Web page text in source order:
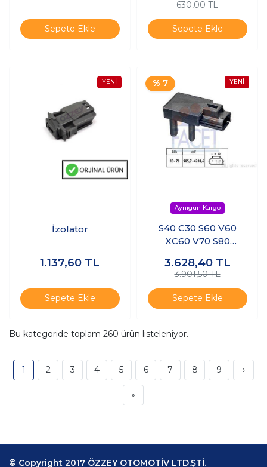
Sepete Ekle
2005 -2011 - Rav4
2006
630,00 TL
Sepete Ekle
İzolatör
1.137,60 TL
Sepete Ekle
% 7
S40 C30 S60 V60
XC60 V70 S80
Basınç Sensörü
3.628,40 TL
3.901,50 TL
Sepete Ekle
Bu kategoride toplam 260 ürün listeleniyor.
1 2 3 4 5 6 7 8 9 ›
»
© Copyright 2017 ÖZZEY OTOMOTİV LTD.ŞTİ.